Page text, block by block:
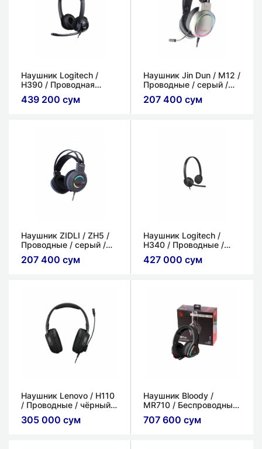
​Наушник Logitech /
H390 / Проводная
гарнитура / Черный /
USB Type-A
439 200 сум
Наушник Jin Dun / M12 /
Проводные / серый /
2.3 м
207 400 сум
Наушник ZIDLI / ZH5 /
Проводные / серый /
2.3 м
207 400 сум
Наушник Logitech /
H340 / Проводные /
Черный / USB Type-A
427 000 сум
Наушник Lenovo / H110
/ Проводные / чёрный /
mini-Jack 3,5 мм
305 000 сум
Наушник Bloody /
MR710 / Беспроводные
/ Черный / mini jack 3.5
мм / USB-C (зарядка)
707 600 сум